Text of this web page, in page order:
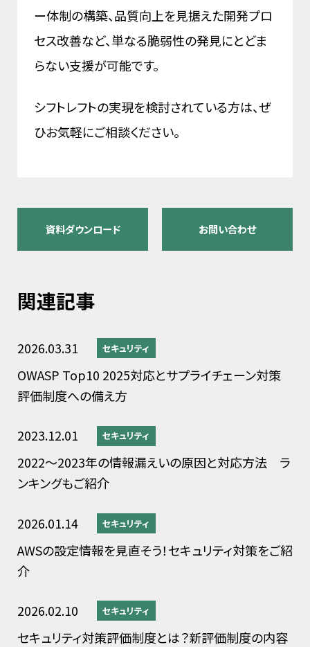
ー体制の構築、品質向上を見据えた開発プロ
セス改善など、単なる脆弱性の発見にとどま
らない支援が可能です。
シフトレフトの実現を検討されている方は、ぜ
ひお気軽にご相談ください。
資料ダウンロード お問い合わせ
関連記事
2026.03.31 セキュリティ
OWASP Top10 2025対応とサプライチェーン対策
評価制度への備え方
2023.12.01 セキュリティ
2022～2023年の情報漏えいの原因と対応方法 ラ
ンキングもご紹介
2026.01.14 セキュリティ
AWSの設定情報を見直そう！セキュリティ対策をご紹
介
2026.02.10 セキュリティ
セキュリティ対策評価制度とは？新評価制度の内容